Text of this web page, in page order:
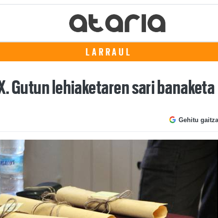
LARRAUL
Gutun lehiaketaren sari banaketa
Gehitu